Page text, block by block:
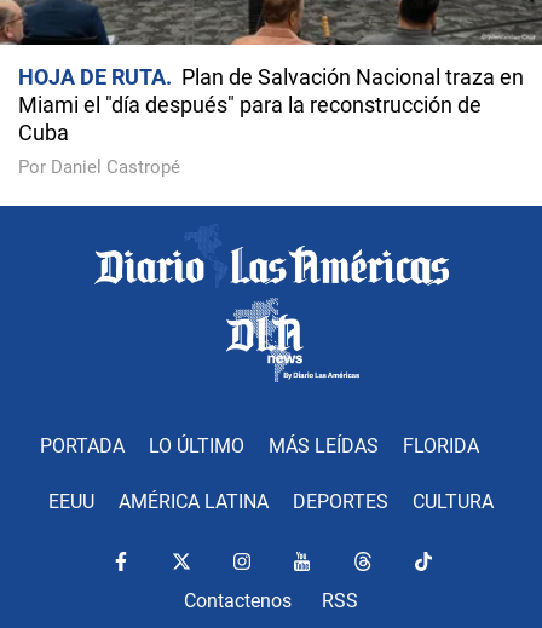
HOJA DE RUTA
Plan de Salvación Nacional traza en
Miami el "día después" para la reconstrucción de
Cuba
Por Daniel Castropé
PORTADA LO ÚLTIMO MÁS LEÍDAS FLORIDA
EEUU AMÉRICA LATINA DEPORTES CULTURA
Contactenos RSS